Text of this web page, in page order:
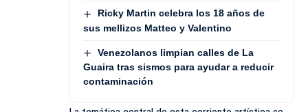
Ricky Martin celebra los 18 años de
sus mellizos Matteo y Valentino
Venezolanos limpian calles de La
Guaira tras sismos para ayudar a reducir
contaminación